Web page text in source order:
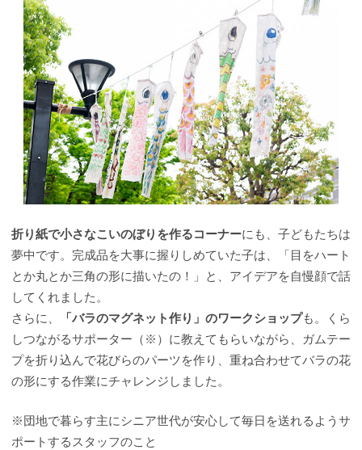
折り紙で小さなこいのぼりを作るコーナーにも、子どもたちは
夢中です。完成品を大事に握りしめていた子は、「目をハート
とか丸とか三角の形に描いたの！」と、アイデアを自慢顔で話
してくれました。
さらに、
「バラのマグネット作り」のワークショップも。くら
しつながるサポーター（※）に教えてもらいながら、ガムテー
プを折り込んで花びらのパーツを作り、重ね合わせてバラの花
の形にする作業にチャレンジしました。
※団地で暮らす主にシニア世代が安心して毎日を送れるようサ
ポートするスタッフのこと